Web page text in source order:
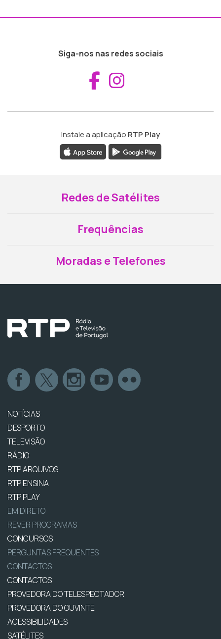
Siga-nos nas redes sociais
Aceder ao
Instale a aplicação RTP Play
Redes de Satélites
Frequências
Moradas e Telefones
NOTÍCIAS
DESPORTO
TELEVISÃO
RÁDIO
RTP ARQUIVOS
RTP ENSINA
RTP PLAY
EM DIRETO
REVER PROGRAMAS
CONCURSOS
PERGUNTAS FREQUENTES
CONTACTOS
CONTACTOS
PROVEDORA DO TELESPECTADOR
PROVEDORA DO OUVINTE
ACESSIBILIDADES
SATÉLITES